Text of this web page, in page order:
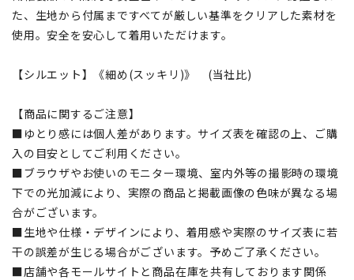
た、生地から付属まですべてが厳しい基準をクリアした素材を
使用。安全を安心して着用いただけます。
【シルエット】《細め(スッキリ)》 (当社比)
【商品に関するご注意】
■ゆとり感には個人差があります。サイズ表を確認の上、ご購
入の目安としてご利用ください。
■ブラウザやお使いのモニター環境、室内外等の撮影時の環境
下での光加減により、実際の商品と掲載画像の色味が異なる場
合がございます。
■生地や仕様・デザインにより、着用感や実際のサイズ表に若
干の誤差が生じる場合がございます。予めご了承ください。
■店舗や各モールサイトと商品在庫を共有しております関係